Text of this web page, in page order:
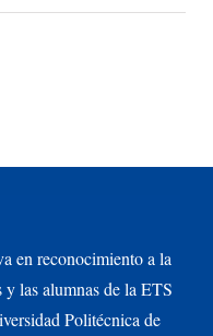
en reconocimiento a la
las alumnas de la ETS
Politécnica de